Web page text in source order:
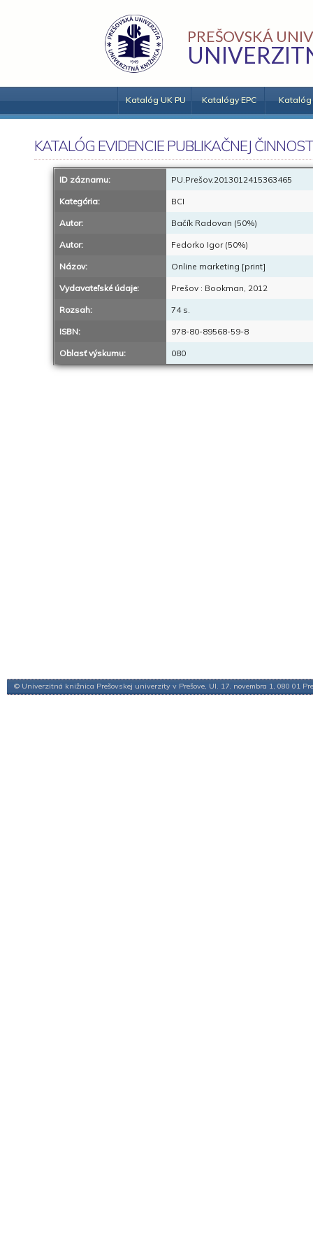
PREŠOVSKÁ
Katalóg UK PU Katalógy EPC Katalóg
KATALÓG EVIDENCIE PUBLIKAČNEJ
ID záznamu: PU.Prešov.2013012415363465
Kategória: BCI
Autor: Bačík Radovan (50%)
Autor: Fedorko Igor (50%)
Názov: Online marketing [print]
Vydavateľské údaje: Prešov : Bookman, 2012
Rozsah: 74 s.
ISBN: 978-80-89568-59-8
Oblasť výskumu: 080
© Univerzitná knižnica Prešovskej univerzity v Prešove, Ul. 17. novembra 1, 080 01